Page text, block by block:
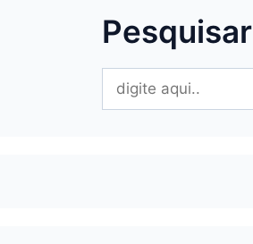
Pesquisar